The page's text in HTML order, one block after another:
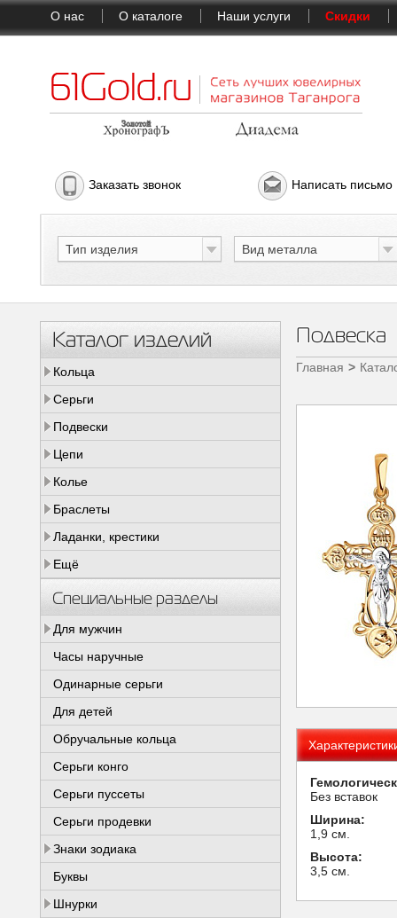
О нас О каталоге Наши услуги Скидки
Заказать звонок Написать письмо
Тип изделия Вид металла
Каталог изделий
Кольца
Серьги
Подвески
Цепи
Колье
Браслеты
Ладанки, крестики
Ещё
Специальные разделы
Для мужчин
Часы наручные
Одинарные серьги
Для детей
Обручальные кольца
Серьги конго
Серьги пуссеты
Серьги продевки
Знаки зодиака
Буквы
Шнурки
Подвеска
Главная
Без вставок
Ширина:
1,9 см.
Высота:
3,5 см.